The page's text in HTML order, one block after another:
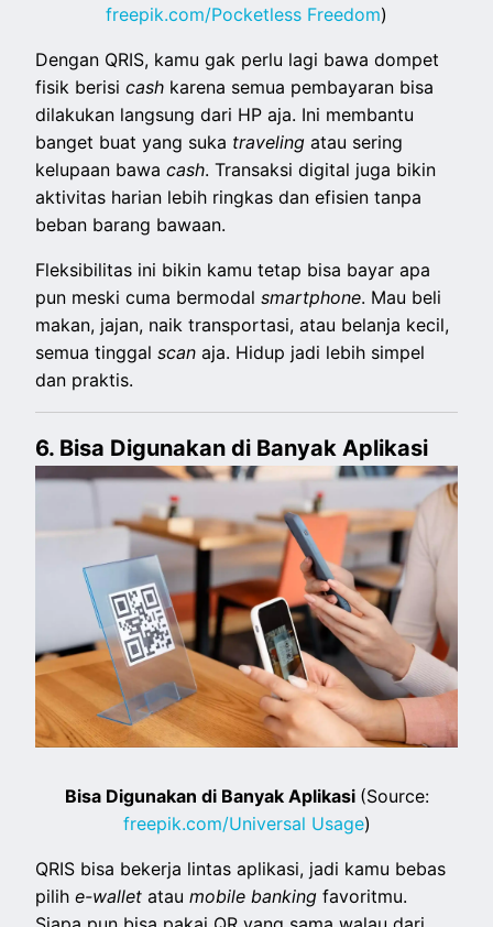
freepik.com/Pocketless Freedom)
Dengan QRIS, kamu gak perlu lagi bawa dompet
fisik berisicash karena semua pembayaran bisa
dilakukan langsung dari HP aja. Ini membantu
banget buat yang suka travelingatau sering
kelupaan bawacash. Transaksi digital juga bikin
aktivitas harian lebih ringkas dan efisien tanpa
beban barang bawaan.
Fleksibilitas ini bikin kamu tetap bisa bayar apa
pun meski cuma bermodalsmartphone. Mau beli
makan, jajan, naik transportasi, atau belanja kecil,
semua tinggalscanaja. Hidup jadi lebih simpel
dan praktis.
6. Bisa Digunakan di Banyak Aplikasi
Bisa Digunakan di Banyak Aplikasi (Source:
freepik.com/Universal Usage)
QRIS bisa bekerja lintas aplikasi, jadi kamu bebas
pilihe-walletataumobile banking favoritmu.